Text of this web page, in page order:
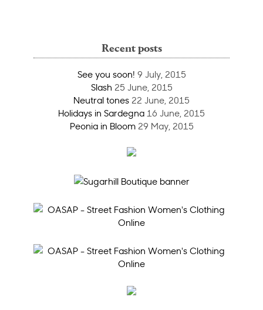
Recent posts
See you soon! 9 July, 2015
Slash 25 June, 2015
Neutral tones 22 June, 2015
Holidays in Sardegna 16 June, 2015
Peonia in Bloom 29 May, 2015